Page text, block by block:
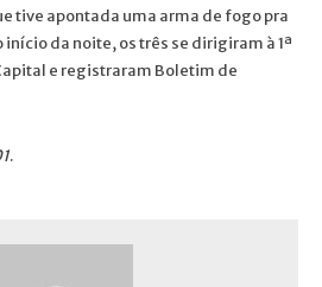
tive apontada uma arma de fogo pra
da noite, os três se dirigiram à 1ª
e registraram Boletim de
.